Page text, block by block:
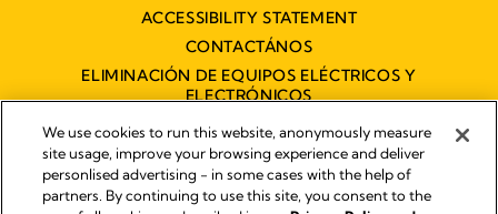
ACCESSIBILITY STATEMENT
CONTACTÁNOS
ELIMINACIÓN DE EQUIPOS ELÉCTRICOS Y
ELECTRÓNICOS
DECLARACIÓN DE ACCESIBILIDAD
Imprint
We use cookies to run this website, anonymously measure
site usage, improve your browsing experience and deliver
personlised advertising - in some cases with the help of
partners. By continuing to use this site, you consent to the